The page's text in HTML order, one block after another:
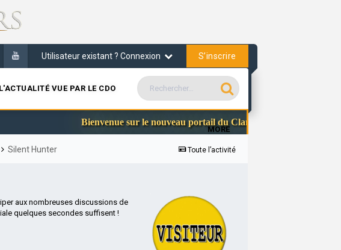
Utilisateur existant ? Connexion S’inscrire
L'ACTUALITÉ VUE PAR LE CDO
MORE
Bienvenue sur le nouveau portail du Clan des Officiers
Toute l’activité
Silent Hunter
aux nombreuses discussions de
quelques secondes suffisent !